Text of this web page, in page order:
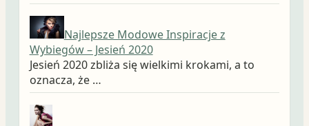
Najlepsze Modowe Inspiracje z
Wybiegów – Jesień 2020
Jesień 2020 zbliża się wielkimi krokami, a to
oznacza, że …